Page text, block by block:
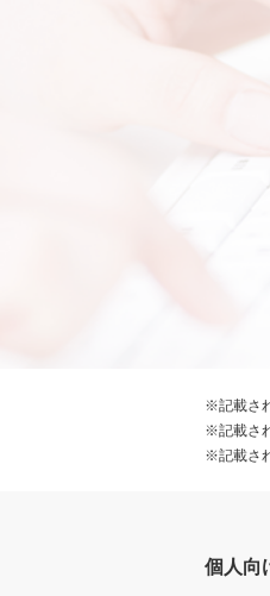
※記載さ
※記載さ
※記載さ
個人向